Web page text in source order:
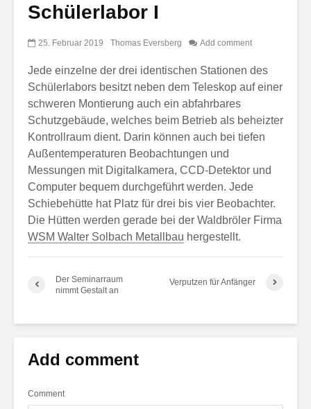
Schülerlabor I
25. Februar 2019 Thomas Eversberg Add comment
Jede einzelne der drei identischen Stationen des
Schülerlabors besitzt neben dem Teleskop auf einer
schweren Montierung auch ein abfahrbares
Schutzgebäude, welches beim Betrieb als beheizter
Kontrollraum dient. Darin können auch bei tiefen
Außentemperaturen Beobachtungen und
Messungen mit Digitalkamera, CCD-Detektor und
Computer bequem durchgeführt werden. Jede
Schiebehütte hat Platz für drei bis vier Beobachter.
Die Hütten werden gerade bei der Waldbröler Firma
WSM Walter Solbach Metallbau hergestellt.
Der Seminarraum
nimmt Gestalt an
Verputzen für Anfänger
Add comment
Comment